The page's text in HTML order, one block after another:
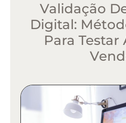
Validação
Digital:
Para Testar